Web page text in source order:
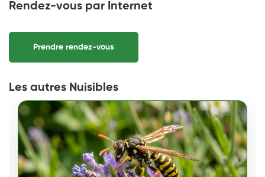
Rendez-vous par Internet
Prendre rendez-vous
Les autres Nuisibles